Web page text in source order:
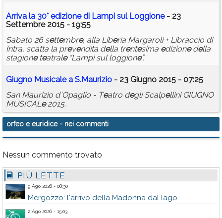
Arriva la 30°edizionedi Lampi sul Loggione- 23
Settembre 2015 - 19:55
Sabato 26 settembre, alla Liberia Margaroli + Libraccio di
Intra, scatta la prevendita della trentesima edizionedella
stagioneteatrale“Lampi sul loggione”.
Giugno Musicalea S.Maurizio - 23 Giugno 2015 - 07:25
San Maurizio d`Opaglio - Teatro degli Scalpellini GIUGNO
MUSICALe2015.
orfeo e euridice- nei commenti
Nessun commento trovato
PIÙ LETTE
9 Ago 2026 - 08:30
Mergozzo: l'arrivo della Madonna dal lago
2 Ago 2026 - 15:03